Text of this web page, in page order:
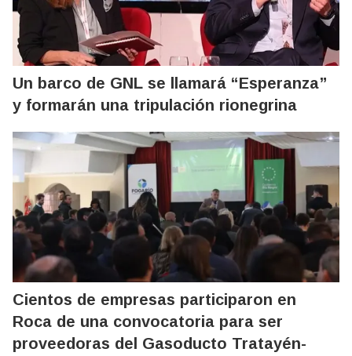
Un barco de GNL se llamará “Esperanza”
y formarán una tripulación rionegrina
Cientos de empresas participaron en
Roca de una convocatoria para ser
proveedoras del Gasoducto Tratayén-